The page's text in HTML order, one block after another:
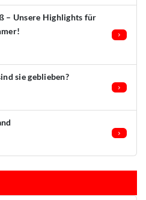
– Unsere Highlights für
sie geblieben?